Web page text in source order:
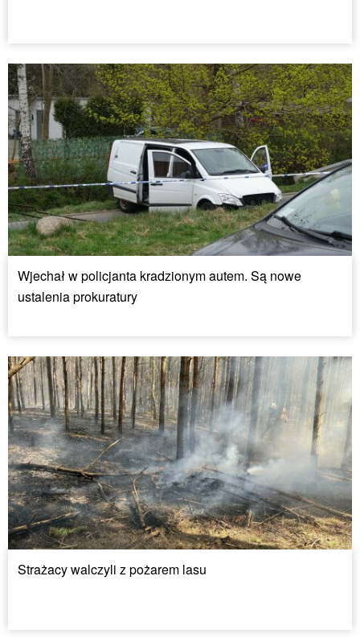
Wjechał w policjanta kradzionym autem. Są nowe
ustalenia prokuratury
Strażacy walczyli z pożarem lasu